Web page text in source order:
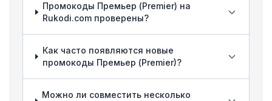
Промокоды Премьер (Premier) на
Rukodi.com проверены?
Как часто появляются новые
промокоды Премьер (Premier)?
Можно ли совместить несколько